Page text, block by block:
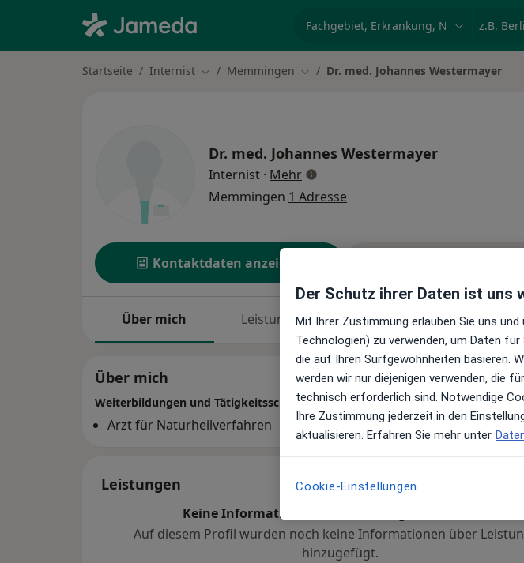
Startseite Internist Stadt ändern
Memmingen Stadt ändern
Dr. med. Johannes Westermayer
Dr. med. Johannes Westermayer
Internist · Mehrüber Spezialisierungen
Memmingen 1 Adresse
Kontaktdaten anzeigen
Über mich Leistungen Standorte
Über mich
Weiterbildungen und Tätigkeitsschwerpunkte
Arzt für Naturheilverfahren
Leistungen
Keine Informationen über Leistungen und Kosten
Auf diesem Profil wurden noch keine Informationen über
hinzugefügt.
Der Schutz ihrer Daten ist uns
Mit Ihrer Zustimmung erlauben Sie uns
Technologien) zu verwenden, um Daten
die auf Ihren Surfgewohnheiten basieren.
werden wir nur diejenigen verwenden, die
technisch erforderlich sind. Notwendige
Ihre Zustimmung jederzeit in den
aktualisieren. Erfahren Sie mehr unter
Cookie-Einstellungen